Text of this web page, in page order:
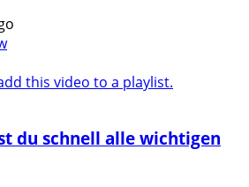
this video to a playlist.
du schnell alle wichtigen